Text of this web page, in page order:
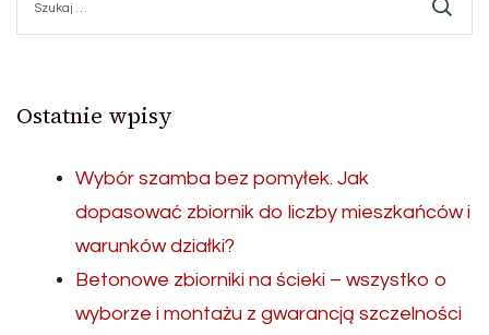
Ostatnie wpisy
Wybór szamba bez pomyłek. Jak
dopasować zbiornik do liczby mieszkańców i
warunków działki?
Betonowe zbiorniki na ścieki – wszystko o
wyborze i montażu z gwarancją szczelności